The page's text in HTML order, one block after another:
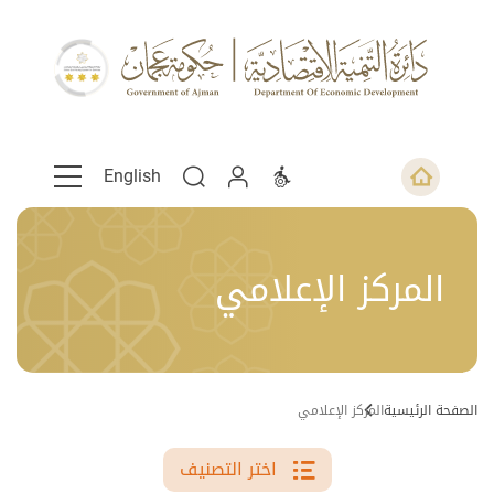
English
المركز الإعلامي
الصفحة الرئيسيةالمركز الإعلامي
اختر التصنيف